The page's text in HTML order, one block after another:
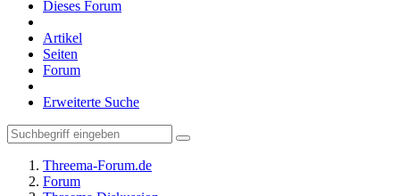
Dieses Forum
Artikel
Seiten
Forum
Erweiterte Suche
Threema-Forum.de
Forum